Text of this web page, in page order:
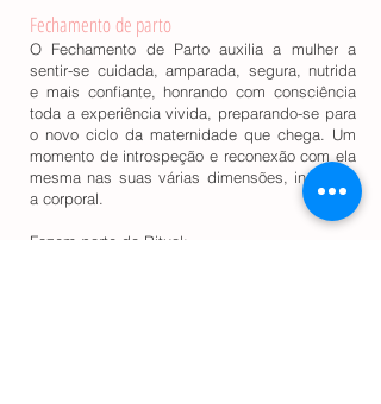
Fechamento de parto
O Fechamento de Parto auxilia a mulher a
sentir-se cuidada, amparada, segura, nutrida
e mais confiante, honrando com consciência
toda a experiência vivida, preparando-se para
o novo ciclo da maternidade que chega. Um
momento de introspeção e reconexão com ela
mesma nas suas várias dimensões, incluindo
a corporal.
Fazem parte do Ritual: